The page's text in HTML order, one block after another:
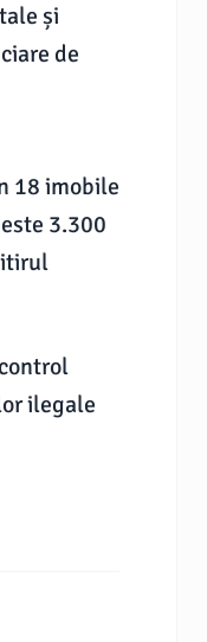
și
de
18 imobile
3.300
ilegale